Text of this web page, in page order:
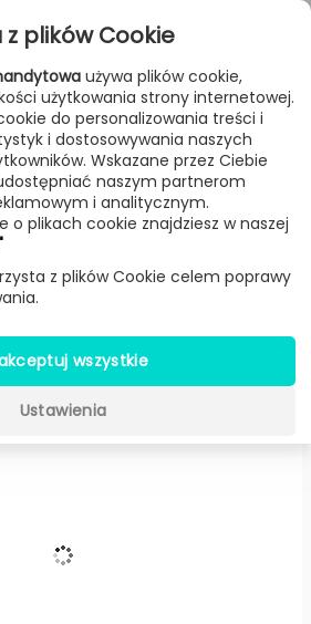
& SORTOWANIE
Artemide Produkt
Light lampa
plików Cookie
używa plików cookie,
użytkowania strony internetowej.
do personalizowania treści i
i dostosowywania naszych
Wskazane przez Ciebie
naszym partnerom
i analitycznym.
plikach cookie znajdziesz w naszej
z plików Cookie celem poprawy
wszystkie
Ustawienia